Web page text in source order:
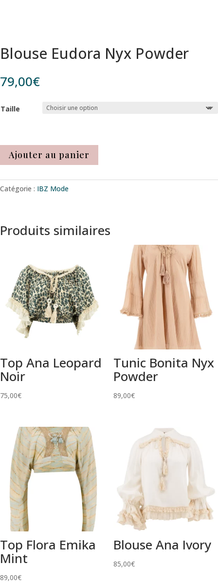
Blouse Eudora Nyx Powder
79,00€
Taille
Ajouter au panier
Catégorie : IBZ Mode
Produits similaires
Top Ana Leopard
Noir
75,00€
Tunic Bonita Nyx
Powder
89,00€
Top Flora Emika
Mint
89,00€
Blouse Ana Ivory
85,00€